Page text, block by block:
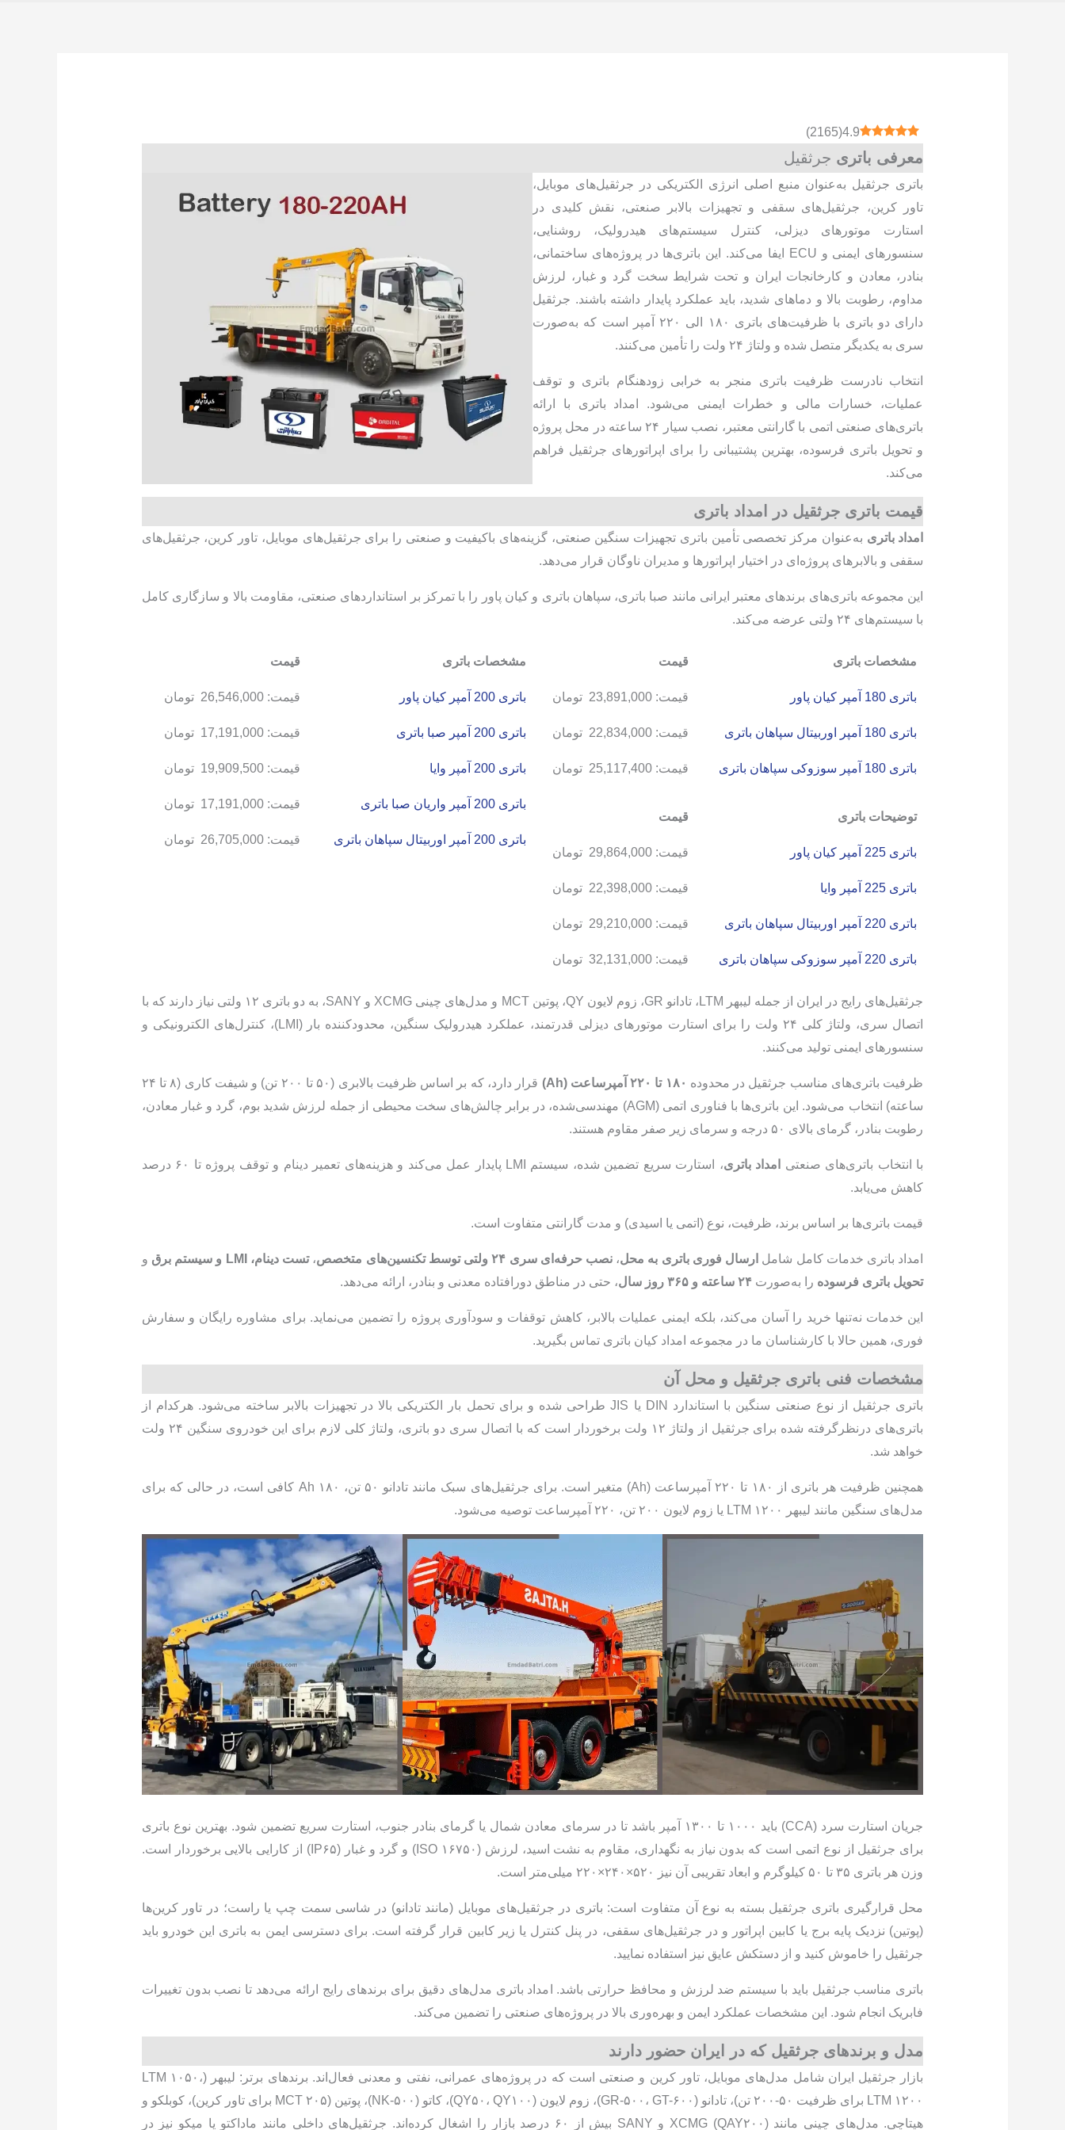
4.9
(
2165
)
معرفی باتری جرثقیل
باتری جرثقیل به‌عنوان منبع اصلی انرژی الکتریکی در جرثقیل‌های موبایل،
تاور کرین، جرثقیل‌های سقفی و تجهیزات بالابر صنعتی، نقش کلیدی در
استارت موتورهای دیزلی، کنترل سیستم‌های هیدرولیک، روشنایی،
سنسورهای ایمنی و ECU ایفا می‌کند. این باتری‌ها در پروژه‌های ساختمانی،
بنادر، معادن و کارخانجات ایران و تحت شرایط سخت گرد و غبار، لرزش
مداوم، رطوبت بالا و دماهای شدید، باید عملکرد پایدار داشته باشند. جرثقیل
دارای دو باتری با ظرفیت‌های باتری ۱۸۰ الی ۲۲۰ آمپر است که به‌صورت
سری به یکدیگر متصل شده و ولتاژ ۲۴ ولت را تأمین می‌کنند.
انتخاب نادرست ظرفیت باتری منجر به خرابی زودهنگام باتری و توقف
عملیات، خسارات مالی و خطرات ایمنی می‌شود. امداد باتری با ارائه
باتری‌های صنعتی اتمی با گارانتی معتبر، نصب سیار ۲۴ ساعته در محل پروژه
و تحویل باتری فرسوده، بهترین پشتیبانی را برای اپراتورهای جرثقیل فراهم
می‌کند.
قیمت باتری جرثقیل در امداد باتری
امداد باتری به‌عنوان مرکز تخصصی تأمین باتری تجهیزات سنگین صنعتی، گزینه‌های باکیفیت و صنعتی را برای جرثقیل‌های موبایل، تاور کرین، جرثقیل‌های
سقفی و بالابرهای پروژه‌ای در اختیار اپراتورها و مدیران ناوگان قرار می‌دهد.
این مجموعه باتری‌های برندهای معتبر ایرانی مانند صبا باتری، سپاهان باتری و کیان پاور را با تمرکز بر استانداردهای صنعتی، مقاومت بالا و سازگاری کامل
با سیستم‌های ۲۴ ولتی عرضه می‌کند.
مشخصات باتری قیمت
باتری 180 آمپر کیان پاور قیمت: 23,891,000 تومان
باتری 180 آمپر اوربیتال سپاهان باتری قیمت: 22,834,000 تومان
باتری 180 آمپر سوزوکی سپاهان باتری قیمت: 25,117,400 تومان
توضیحات باتری قیمت
باتری 225 آمپر کیان پاور قیمت: 29,864,000 تومان
باتری 225 آمپر وایا قیمت: 22,398,000 تومان
باتری 220 آمپر اوربیتال سپاهان باتری قیمت: 29,210,000 تومان
باتری 220 آمپر سوزوکی سپاهان باتری قیمت: 32,131,000 تومان
مشخصات باتری قیمت
باتری 200 آمپر کیان پاور قیمت:26,546,000 تومان
باتری 200 آمپر صبا باتری قیمت:17,191,000 تومان
باتری 200 آمپر وایا قیمت:19,909,500 تومان
باتری 200 آمپر واریان صبا باتری قیمت:17,191,000 تومان
باتری 200 آمپر اوربیتال سپاهان باتری قیمت:26,705,000 تومان
جرثقیل‌های رایج در ایران از جمله لیبهر LTM، تادانو GR، زوم لایون QY، پوتین MCT و مدل‌های چینی XCMG و SANY، به دو باتری ۱۲ ولتی نیاز دارند که با
اتصال سری، ولتاژ کلی ۲۴ ولت را برای استارت موتورهای دیزلی قدرتمند، عملکرد هیدرولیک سنگین، محدودکننده بار (LMI)، کنترل‌های الکترونیکی و
سنسورهای ایمنی تولید می‌کنند.
ظرفیت باتری‌های مناسب جرثقیل در محدوده ۱۸۰ تا ۲۲۰ آمپرساعت (Ah)
قرار دارد، که بر اساس ظرفیت بالابری (۵۰ تا ۲۰۰ تن) و شیفت کاری (۸ تا ۲۴
ساعته) انتخاب می‌شود. این باتری‌ها با فناوری اتمی (AGM) مهندسی‌شده، در برابر چالش‌های سخت محیطی از جمله لرزش شدید بوم، گرد و غبار معادن،
رطوبت بنادر، گرمای بالای ۵۰ درجه و سرمای زیر صفر مقاوم هستند.
با انتخاب باتری‌های صنعتی امداد باتری
، استارت سریع تضمین شده، سیستم LMI پایدار عمل می‌کند و هزینه‌های تعمیر دینام و توقف پروژه تا ۶۰ درصد
کاهش می‌یابد.
قیمت باتری‌ها بر اساس برند، ظرفیت، نوع (اتمی یا اسیدی) و مدت گارانتی متفاوت است.
امداد باتری خدمات کامل شامل ارسال فوری باتری به محل، نصب حرفه‌ای سری ۲۴ ولتی توسط تکنسین‌های متخصص ،تست دینام، LMI و سیستم برق
و
تحویل باتری فرسوده را به‌صورت ۲۴ ساعته و ۳۶۵ روز سال ، حتی در مناطق دورافتاده معدنی و بنادر، ارائه می‌دهد.
این خدمات نه‌تنها خرید را آسان می‌کند، بلکه ایمنی عملیات بالابر، کاهش توقفات و سودآوری پروژه را تضمین می‌نماید. برای مشاوره رایگان و سفارش
فوری، همین حالا با کارشناسان ما در مجموعه امداد کیان باتری تماس بگیرید.
مشخصات فنی باتری جرثقیل و محل آن
باتری جرثقیل از نوع صنعتی سنگین با استاندارد DIN یا JIS طراحی شده و برای تحمل بار الکتریکی بالا در تجهیزات بالابر ساخته می‌شود. هرکدام از
باتری‌های درنظرگرفته شده برای جرثقیل از ولتاژ ۱۲ ولت برخوردار است که با اتصال سری دو باتری، ولتاژ کلی لازم برای این خودروی سنگین ۲۴ ولت
خواهد شد.
همچنین ظرفیت هر باتری از ۱۸۰ تا ۲۲۰ آمپرساعت (Ah) متغیر است. برای جرثقیل‌های سبک مانند تادانو ۵۰ تن، ۱۸۰ Ah کافی است، در حالی که برای
مدل‌های سنگین مانند لیبهر LTM ۱۲۰۰ یا زوم لایون ۲۰۰ تن، ۲۲۰ آمپرساعت توصیه می‌شود.
جریان استارت سرد (CCA) باید ۱۰۰۰ تا ۱۳۰۰ آمپر باشد تا در سرمای معادن شمال یا گرمای بنادر جنوب، استارت سریع تضمین شود. بهترین نوع باتری
برای جرثقیل از نوع اتمی است که بدون نیاز به نگهداری، مقاوم به نشت اسید، لرزش (ISO ۱۶۷۵۰) و گرد و غبار (IP۶۵) از کارایی بالایی برخوردار است.
وزن هر باتری ۳۵ تا ۵۰ کیلوگرم و ابعاد تقریبی آن نیز ۵۲۰×۲۴۰×۲۲۰ میلی‌متر است.
محل قرارگیری باتری جرثقیل بسته به نوع آن متفاوت است: باتری در جرثقیل‌های موبایل (مانند تادانو) در شاسی سمت چپ یا راست؛ در تاور کرین‌ها
(پوتین) نزدیک پایه برج یا کابین اپراتور و در جرثقیل‌های سقفی، در پنل کنترل یا زیر کابین قرار گرفته است. برای دسترسی ایمن به باتری این خودرو باید
جرثقیل را خاموش کنید و از دستکش عایق نیز استفاده نمایید.
باتری مناسب جرثقیل باید با سیستم ضد لرزش و محافظ حرارتی باشد. امداد باتری مدل‌های دقیق برای برندهای رایج ارائه می‌دهد تا نصب بدون تغییرات
فابریک انجام شود. این مشخصات عملکرد ایمن و بهره‌وری بالا در پروژه‌های صنعتی را تضمین می‌کند.
مدل و برندهای جرثقیل که در ایران حضور دارند
بازار جرثقیل ایران شامل مدل‌های موبایل، تاور کرین و صنعتی است که در پروژه‌های عمرانی، نفتی و معدنی فعال‌اند. برندهای برتر: لیبهر (LTM ۱۰۵۰،
LTM ۱۲۰۰ برای ظرفیت ۵۰-۲۰۰ تن)، تادانو (GR-۵۰۰، GT-۶۰۰)، زوم لایون (QY۵۰، QY۱۰۰)، کاتو (NK-۵۰۰)، پوتین (MCT ۲۰۵ برای تاور کرین)، کوبلکو و
هیتاچی. مدل‌های چینی مانند XCMG (QAY۲۰۰) و SANY بیش از ۶۰ درصد بازار را اشغال کرده‌اند. جرثقیل‌های داخلی مانند ماداکتو یا مپکو نیز در